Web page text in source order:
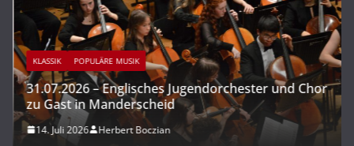
KLASSIK POPULÄRE MUSIK
31.07.2026 – Englisches Jugendorchester und Chor
zu Gast in Manderscheid
14. Juli 2026 Herbert Boczian